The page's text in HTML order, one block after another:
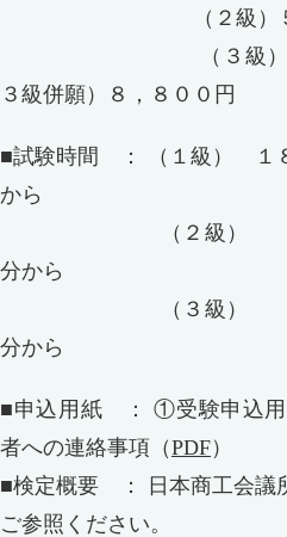
（２級）５，
（３級）３，
３級併願）８，８００円
■試験時間 ： （１級）
から
（２級） ９０
分から
（３級） ６０
分から
■申込用紙 ： ①受験申込
者への連絡事項（PDF）
■検定概要 ： 日本商工会議
ご参照ください。